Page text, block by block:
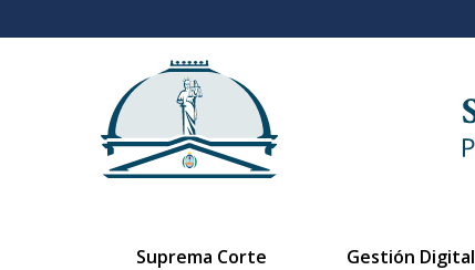
Suprema Corte Gestión Digital